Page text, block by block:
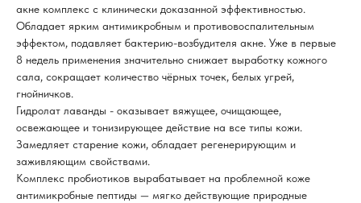
акне комплекс с клинически доказанной эффективностью.
Обладает ярким антимикробным и противовоспалительным
эффектом, подавляет бактерию-возбудителя акне. Уже в первые
8 недель применения значительно снижает выработку кожного
сала, сокращает количество чёрных точек, белых угрей,
гнойничков.
Гидролат лаванды - оказывает вяжущее, очищающее,
освежающее и тонизирующее действие на все типы кожи.
Замедляет старение кожи, обладает регенерирующим и
заживляющим свойствами.
Комплекс пробиотиков вырабатывает на проблемной коже
антимикробные пептиды — мягко действующие природные